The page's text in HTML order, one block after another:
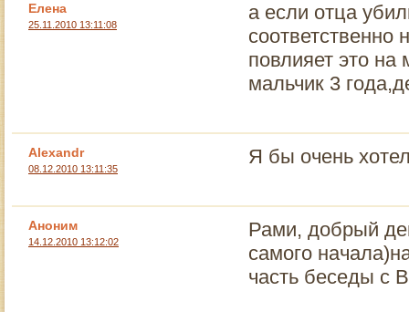
Елена
25.11.2010 13:11:08
а если отца
соответственно
повлияет это
мальчик 3
Alexandr
08.12.2010 13:11:35
Я бы очень
Аноним
14.12.2010 13:12:02
Рами, добрый
самого
часть беседы с